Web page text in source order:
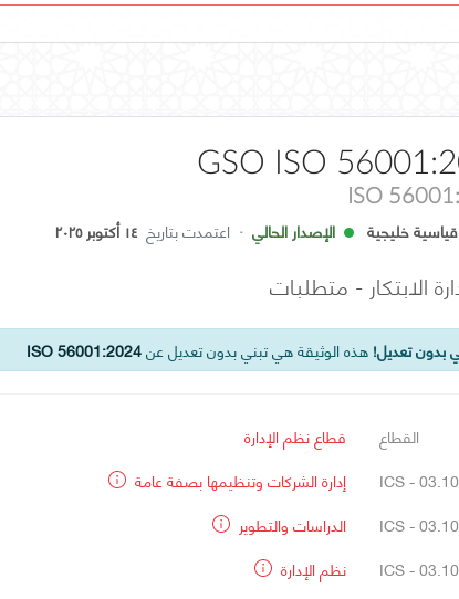
GSO ISO
ISO
خليجية الإصدار الحالي · اعتمدت بتاريخ ١٤ أكتوبر ٢٠٢٥
الابتكار - متطلبات
بدون تعديل! هذه الوثيقة هي تبني بدون تعديل عنISO 56001:2024
القطاع
قطاع نظم الإدارة
ICS -
إدارة الشركات وتنظيمها بصفة عامة
ICS -
الدراسات والتطوير
ICS -
نظم الإدارة